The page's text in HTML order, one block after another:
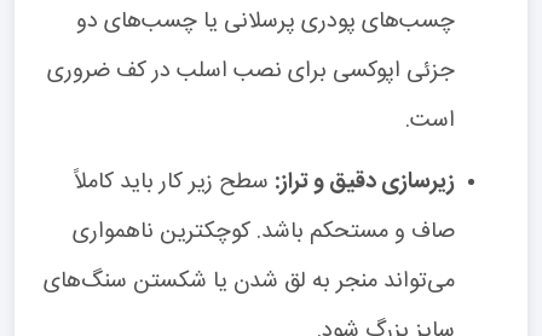
چسب‌های پودری پرسلانی یا چسب‌های دو
جزئی اپوکسی برای نصب اسلب در کف ضروری
است.
زیرسازی دقیق و تراز: سطح زیر کار باید کاملاً
صاف و مستحکم باشد. کوچکترین ناهمواری
می‌تواند منجر به لق شدن یا شکستن سنگ‌های